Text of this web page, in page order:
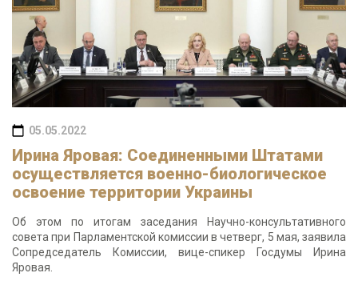
05.05.2022
Ирина Яровая: Соединенными Штатами
осуществляется военно-биологическое
освоение территории Украины
Об этом по итогам заседания Научно-консультативного
совета при Парламентской комиссии в четверг, 5 мая, заявила
Сопредседатель Комиссии, вице-спикер Госдумы Ирина
Яровая.